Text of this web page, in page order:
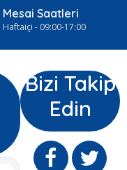
Mesai Saatleri
Haftaiçi - 09:00-17:00
Bizi Takip
Edin